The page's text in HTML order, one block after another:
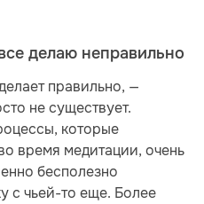
делаю неправильно
правильно, —
не существует.
которые
время медитации, очень
бесполезно
с чьей-то еще. Более